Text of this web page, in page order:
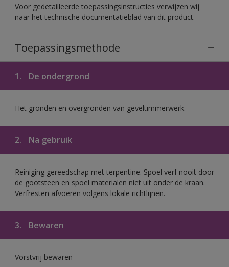
Voor gedetailleerde toepassingsinstructies verwijzen wij
naar het technische documentatieblad van dit product.
Toepassingsmethode
1. De ondergrond
Het gronden en overgronden van geveltimmerwerk.
2. Na gebruik
Reiniging gereedschap met terpentine. Spoel verf nooit door
de gootsteen en spoel materialen niet uit onder de kraan.
Verfresten afvoeren volgens lokale richtlijnen.
3. Bewaren
Vorstvrij bewaren